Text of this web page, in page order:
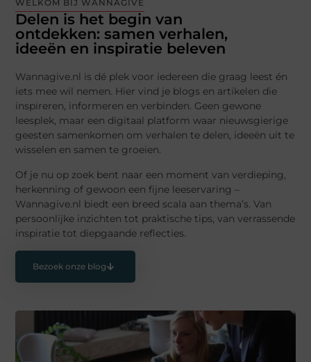
WELKOM BIJ WANNAGIVE
Delen is het begin van
ontdekken: samen verhalen,
ideeën en inspiratie beleven
Wannagive.nl is dé plek voor iedereen die graag leest én
iets mee wil nemen. Hier vind je blogs en artikelen die
inspireren, informeren en verbinden. Geen gewone
leesplek, maar een digitaal platform waar nieuwsgierige
geesten samenkomen om verhalen te delen, ideeën uit te
wisselen en samen te groeien.
Of je nu op zoek bent naar een moment van verdieping,
herkenning of gewoon een fijne leeservaring –
Wannagive.nl biedt een breed scala aan thema’s. Van
persoonlijke inzichten tot praktische tips, van verrassende
inspiratie tot diepgaande reflecties.
Bezoek onze blog